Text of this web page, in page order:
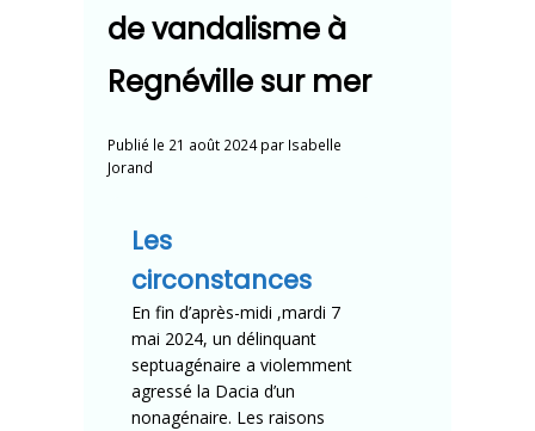
de vandalisme à
Regnéville sur mer
Publié le 21 août 2024par Isabelle
Jorand
Les
circonstances
En fin d’après-midi ,mardi 7
mai 2024, un délinquant
septuagénaire a violemment
agressé la Dacia d’un
nonagénaire. Les raisons